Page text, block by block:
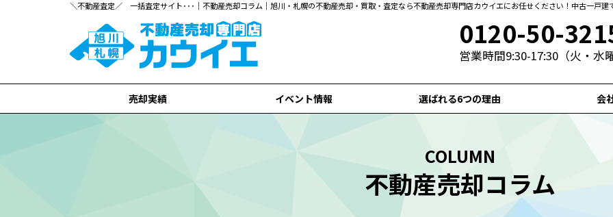
＼不動産査定／ 一括査定サイト･･･｜不動産売却コラム｜旭川・札幌の不動産売却・買取・査定なら不動産売却専門店カウイエにお任せください！中古一戸建
0120-50-
営業時間9:30-17:30（火・水
売却実績
全て
旭川市
札幌市
イベント情報 選ばれる6つの理由 会
COLUMN
不動産売却コラム